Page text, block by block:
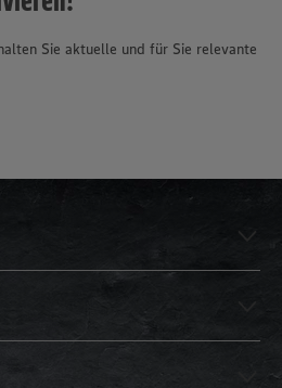
Sie aktuelle und für Sie relevante